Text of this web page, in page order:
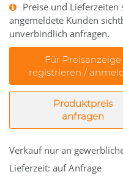
Preise und
angemeldete Kunden
unverbindlich anfragen.
Für Preisanzeige
registrieren /
Produktpreis
anfragen
Verkauf nur an
Lieferzeit: auf Anfrage